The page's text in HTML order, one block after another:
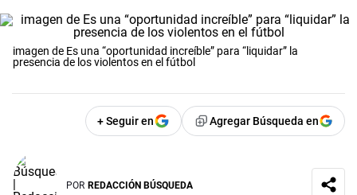
imagen de Es una “oportunidad increíble” para “liquidar” la
presencia de los violentos en el fútbol
+ Seguir en Agregar Búsqueda en
POR REDACCIÓN BÚSQUEDA